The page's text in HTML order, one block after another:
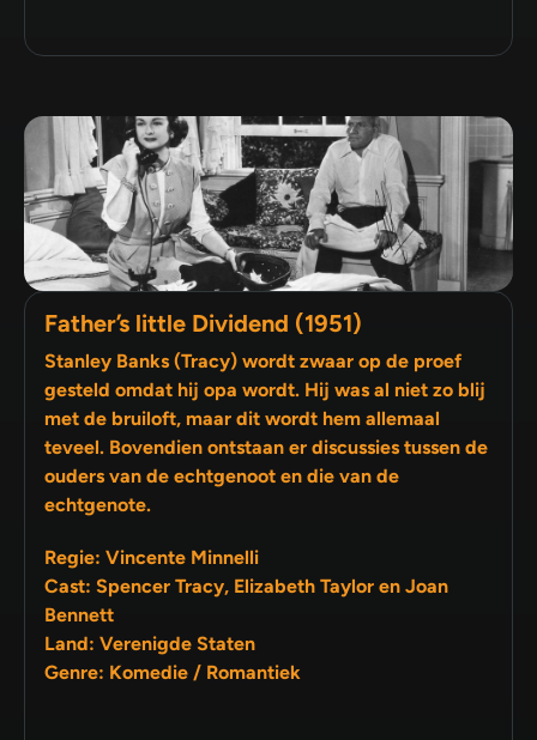
Father’s little Dividend (1951)
Stanley Banks (Tracy) wordt zwaar op de proef
gesteld omdat hij opa wordt. Hij was al niet zo blij
met de bruiloft, maar dit wordt hem allemaal
teveel. Bovendien ontstaan er discussies tussen de
ouders van de echtgenoot en die van de
echtgenote.
Regie: Vincente Minnelli
Cast: Spencer Tracy, Elizabeth Taylor en Joan
Bennett
Land: Verenigde Staten
Genre: Komedie / Romantiek